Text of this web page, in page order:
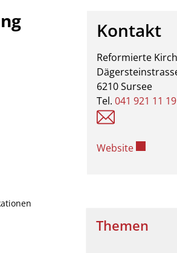
Kontakt
Reformierte
6210 Sursee
Tel. 041 921 11 19
WebsiteExterner
Themen